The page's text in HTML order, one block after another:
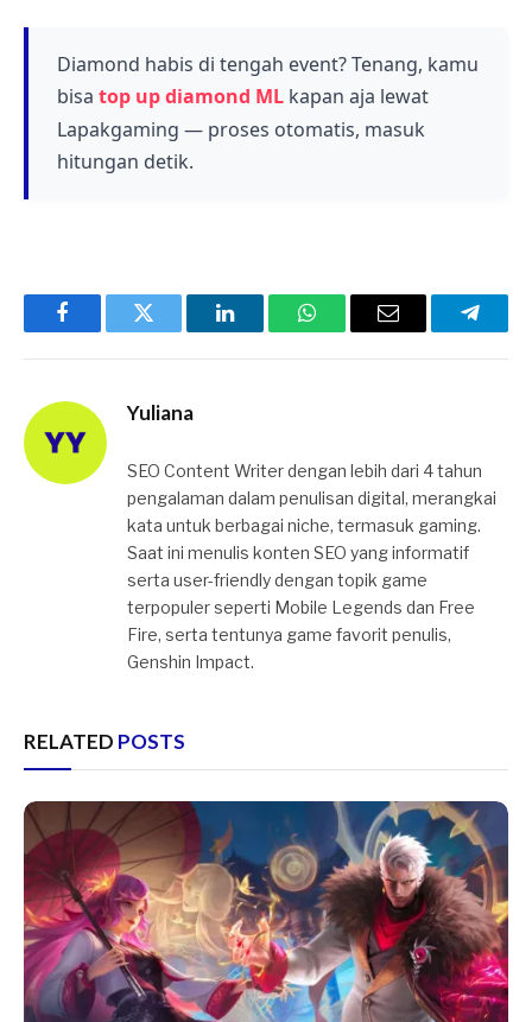
pada musim Natal saja.
Diamond habis di tengah event? Tenang, kamu
bisa top up diamond ML kapan aja lewat
Lapakgaming — proses otomatis, masuk
hitungan detik.
FacebookTwitter LinkedInWhatsAppEmail
Yuliana
SEO Content Writer dengan lebih dari 4 tahun
pengalaman dalam penulisan digital, merangkai
kata untuk berbagai niche, termasuk gaming.
Saat ini menulis konten SEO yang informatif
serta user-friendly dengan topik game
terpopuler seperti Mobile Legends dan Free
Fire, serta tentunya game favorit penulis,
Genshin Impact.
RELATED POSTS